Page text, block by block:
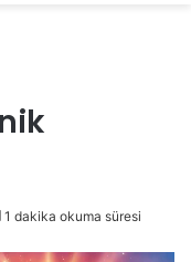
1 dakika okuma süresi